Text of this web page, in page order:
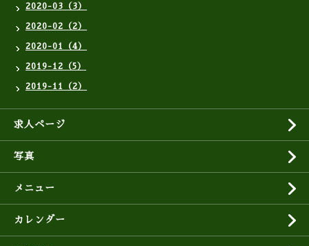
2020-03（3）
2020-02（2）
2020-01（4）
2019-12（5）
2019-11（2）
求人ページ
写真
メニュー
カレンダー